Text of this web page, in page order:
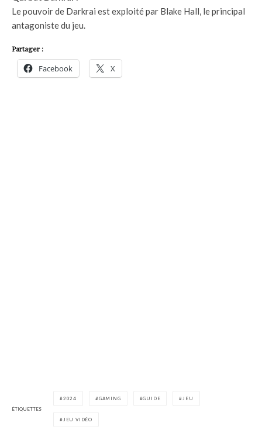
Le pouvoir de Darkrai est exploité par Blake Hall, le principal
antagoniste du jeu.
Partager :
Facebook X
ÉTIQUETTES
2024 GAMING GUIDE JEU
JEU VIDÉO